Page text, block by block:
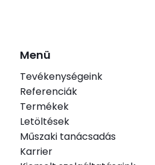
Menü
Tevékenységeink
Referenciák
Termékek
Letöltések
Műszaki tanácsadás
Karrier